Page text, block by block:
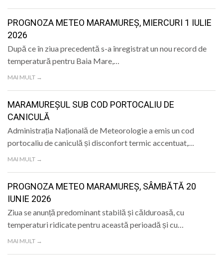
PROGNOZA METEO MARAMUREȘ, MIERCURI 1 IULIE
2026
După ce în ziua precedentă s-a înregistrat un nou record de
temperatură pentru Baia Mare,…
MAI MULT →
MARAMUREȘUL SUB COD PORTOCALIU DE
CANICULĂ
Administrația Națională de Meteorologie a emis un cod
portocaliu de caniculă și disconfort termic accentuat,…
MAI MULT →
PROGNOZA METEO MARAMUREȘ, SÂMBĂTĂ 20
IUNIE 2026
Ziua se anunță predominant stabilă și călduroasă, cu
temperaturi ridicate pentru această perioadă și cu…
MAI MULT →